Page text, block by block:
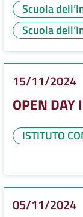
Scuola
Scuola
15/11/2024
OPEN DAY
ISTITUTO
05/11/2024